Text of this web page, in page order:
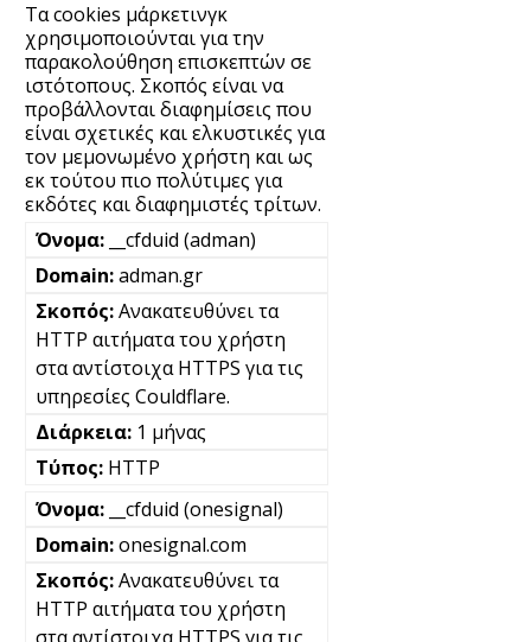
Τα cookies μάρκετινγκ
χρησιμοποιούνται για την
παρακολούθηση επισκεπτών σε
ιστότοπους. Σκοπός είναι να
προβάλλονται διαφημίσεις που
είναι σχετικές και ελκυστικές για
τον μεμονωμένο χρήστη και ως
εκ τούτου πιο πολύτιμες για
εκδότες και διαφημιστές τρίτων.
__cfduid (adman)
adman.gr
Ανακατευθύνει τα
HTTP αιτήματα του χρήστη
στα αντίστοιχα HTTPS για τις
υπηρεσίες Couldflare.
1 μήνας
HTTP
__cfduid (onesignal)
onesignal.com
Ανακατευθύνει τα
HTTP αιτήματα του χρήστη